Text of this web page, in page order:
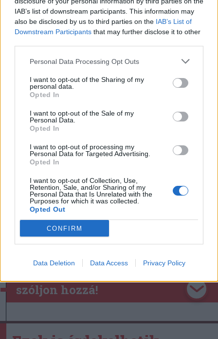
IAB’s list of downstream participants. This information may
also be disclosed by us to third parties on the IAB’s List of
Downstream Participants that may further disclose it to other
Personal Data Processing Opt Outs
I want to opt-out of the Sharing of my
personal data.
Opted In
I want to opt-out of the Sale of my
Personal Data.
Opted In
I want to opt-out of processing my
Personal Data for Targeted Advertising.
Opted In
I want to opt-out of Collection, Use,
Retention, Sale, and/or Sharing of my
Personal Data that Is Unrelated with the
Purposes for which it was collected.
Opted Out
CONFIRM
Data Deletion Data Access Privacy Policy
e-mailen az uh@udvarhelyi-hirado.ro
címre.
Azo­kat az SMS-eket je­len­tet­jük meg,
esetenként rövidítve, ame­lyek kö­zöl­he­tő
nyel­ven íród­tak, sze­mé­lyi­sé­gi jo­go­kat nem
sér­te­nek, a köz fi­gyel­mé­re ér­de­me­sek.
Szer­kesz­tősé­günk nem vál­lal fe­le­lős­sé­get
az üzenetek tar­tal­má­ért, a kül­dők te­le­
fon­szá­mát nem je­gyez­zük.
szóljon hozzá!